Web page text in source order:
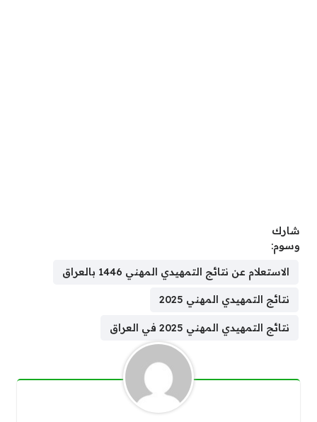
شارك
وسوم:
الاستعلام عن نتائج التمهيدي المهني 1446 بالعراق
نتائج التمهيدي المهني 2025
نتائج التمهيدي المهني 2025 في العراق